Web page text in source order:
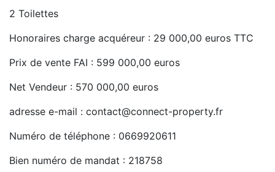
2 Toilettes
Honoraires charge acquéreur : 29 000,00 euros TTC
Prix de vente FAI : 599 000,00 euros
Net Vendeur : 570 000,00 euros
adresse e-mail : contact@connect-property.fr
Numéro de téléphone : 0669920611
Bien numéro de mandat : 218758